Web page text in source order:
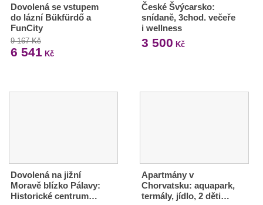
Dovolená se vstupem
do lázní Bükfürdő a
FunCity
9 167 Kč
6 541 Kč
České Švýcarsko:
snídaně, 3chod. večeře
i wellness
3 500 Kč
Dovolená na jižní
Moravě blízko Pálavy:
Historické centrum…
Apartmány v
Chorvatsku: aquapark,
termály, jídlo, 2 děti…